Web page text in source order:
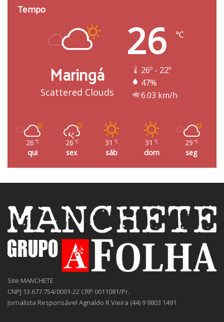
Tempo
Maringá
Scattered Clouds
26 ℃
26º - 22º
47%
6.03 km/h
26 ℃
qui
26 ℃
sex
31 ℃
sáb
31 ℃
dom
29 ℃
seg
Site MANCHETE
CNPJ 13.677.754/0001-22 CRP 0011081/Pr.
Jornalista Responsável Agnaldo R Vieira (44) 9 9803 1491